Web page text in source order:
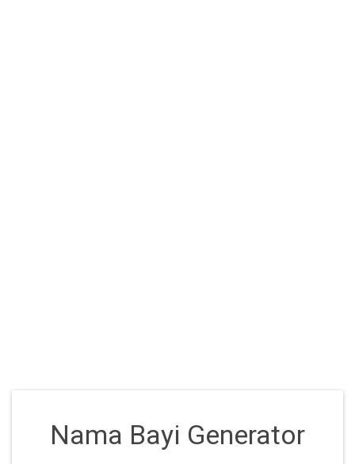
Nama Bayi Generator